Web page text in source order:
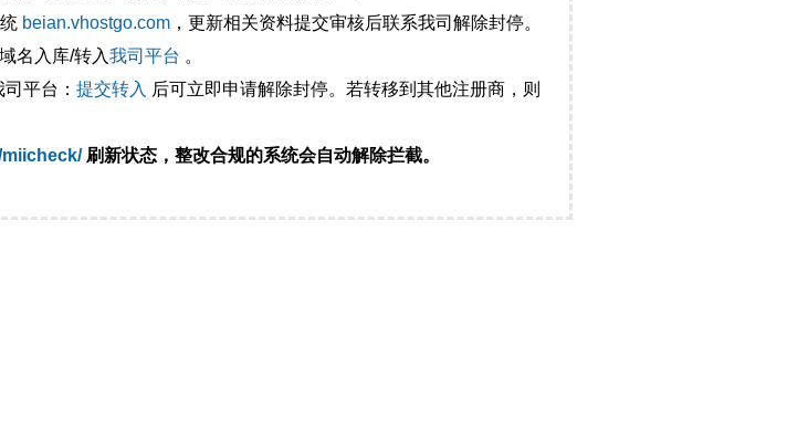
beian.vhostgo.com ，更新相关资料提交审核后联系我司解除封停。
名入库/转入我司平台 。
平台： 提交转入 后可立即申请解除封停。若转移到其他注册商，则
刷新状态，整改合规的系统会自动解除拦截。